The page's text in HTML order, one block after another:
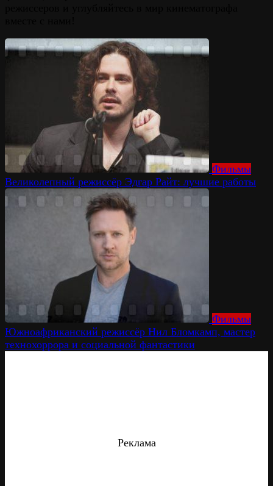
Фильмы
Великолепный режиссёр Эдгар Райт: лучшие работы
Фильмы
Южноафриканский режиссёр Нил Бломкамп, мастер
технохоррора и социальной фантастики
Реклама